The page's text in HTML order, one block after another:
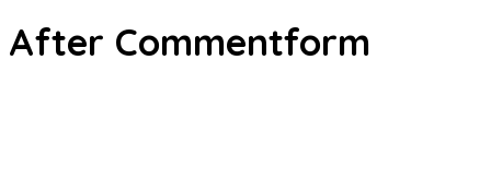
After Commentform